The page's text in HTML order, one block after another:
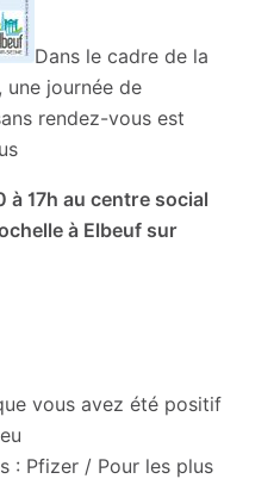
Dans le cadre de la
journée de
rendez-vous est
à 17hau centre social
à Elbeuf sur
vous avez été positif
: Pfizer / Pour les plus